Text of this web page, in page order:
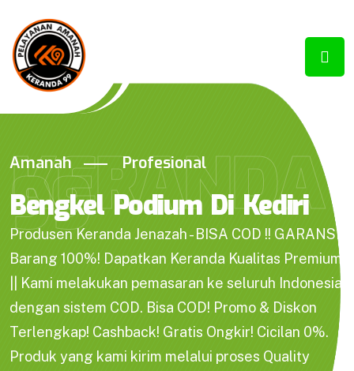
KERANDA
99
Amanah Profesional
Bengkel Podium Di Kediri
Produsen Keranda Jenazah - BISA COD !! GARANSI
Barang 100%! Dapatkan Keranda Kualitas Premium
|| Kami melakukan pemasaran ke seluruh Indonesia
dengan sistem COD. Bisa COD! Promo & Diskon
Terlengkap! Cashback! Gratis Ongkir! Cicilan 0%.
Produk yang kami kirim melalui proses Quality